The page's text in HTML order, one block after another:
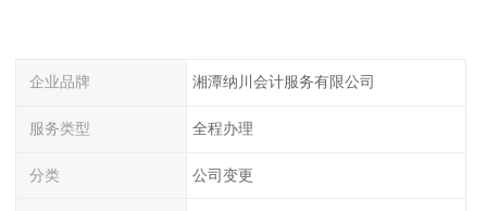
企业品牌 湘潭纳川会计服务有限公司
服务类型 全程办理
分类 公司变更